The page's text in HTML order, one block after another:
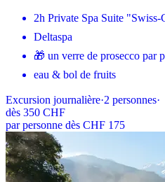
2h Private Spa Suite "Swiss-
Deltaspa
🎁 un verre de prosecco par
eau & bol de fruits
Excursion journalière·2 personnes·
dès 350 CHF
par personne dès CHF 175